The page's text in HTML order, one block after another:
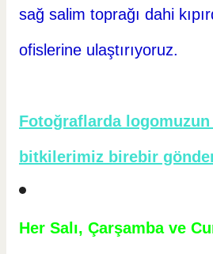
sağ salim toprağı dahi
ofislerine ulaştırıyoruz.
Fotoğraflarda
bitkilerimiz birebir
Her Salı, Çarşamba ve